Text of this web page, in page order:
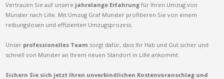
Vertrauen Sie auf unsere jahrelange Erfahrung für Ihren Umzug von
Münster nach Lille. Mit Umzug Graf Münster profitieren Sie von einem
reibungslosen und effizienten Umzugsprozess.
Unser professionelles Team sorgt dafür, dass Ihr Hab und Gut sicher und
schnell von Münster an Ihrem neuen Standort in Lille ankommt.
Sichern Sie sich jetzt Ihren unverbindlichen Kostenvoranschlag und